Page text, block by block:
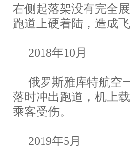
右侧起落架没有完全
跑道上硬着陆，造成
2018年10月
俄罗斯雅库特航空
落时冲出跑道，机上
乘客受伤。
2019年5月